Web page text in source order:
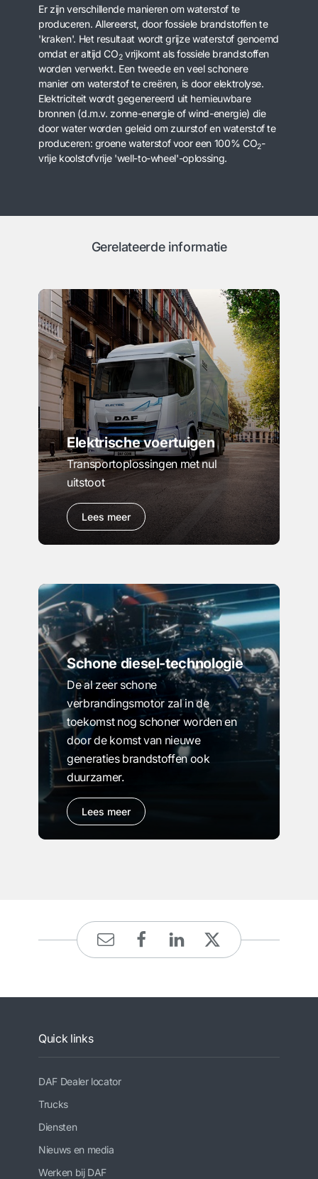
Er zijn verschillende manieren om waterstof te
produceren. Allereerst, door fossiele brandstoffen te
'kraken'. Het resultaat wordt grijze waterstof genoemd
omdat er altijd CO2vrijkomt als fossiele brandstoffen
worden verwerkt. Een tweede en veel schonere
manier om waterstof te creëren, is door elektrolyse.
Elektriciteit wordt gegenereerd uit hernieuwbare
bronnen (d.m.v. zonne-energie of wind-energie) die
door water worden geleid om zuurstof en waterstof te
produceren: groene waterstof voor een 100% CO2-
vrije koolstofvrije 'well-to-wheel'-oplossing.
Gerelateerde informatie
Elektrische voertuigen
Transportoplossingen met nul
uitstoot
Lees meer
Schone diesel-technologie
De al zeer schone
verbrandingsmotor zal in de
toekomst nog schoner worden en
door de komst van nieuwe
generaties brandstoffen ook
duurzamer.
Lees meer
Quick links
DAF Dealer locator
Trucks
Diensten
Nieuws en media
Werken bij DAF